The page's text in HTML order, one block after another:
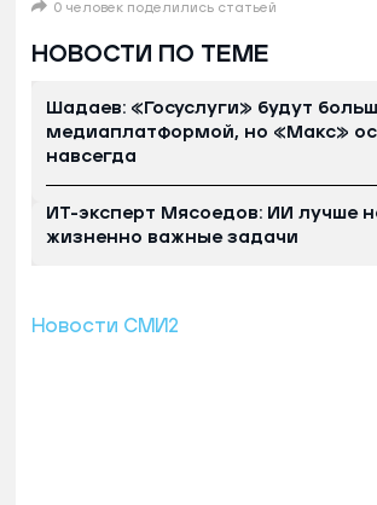
0 человек поделились статьей
НОВОСТИ ПО ТЕМЕ
Шадаев: «Госуслуги» будут
медиаплатформой, но «Макс»
навсегда
ИТ-эксперт Мясоедов: ИИ лучше
жизненно важные задачи
Новости СМИ2